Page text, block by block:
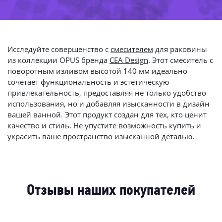
-
--
-84%
- -
-52%
Исследуйте совершенство с смесителем для раковины
из коллекции OPUS бренда CEA Design. Этот смеситель с
поворотным изливом высотой 140 мм идеально
сочетает функциональность и эстетическую
привлекательность, предоставляя не только удобство
использования, но и добавляя изысканности в дизайн
вашей ванной. Этот продукт создан для тех, кто ценит
качество и стиль. Не упустите возможность купить и
украсить ваше пространство изысканной деталью.
Отзывы наших покупателей